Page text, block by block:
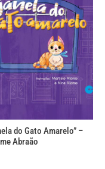
do Gato Amarelo” –
Abraão